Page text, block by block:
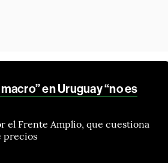
en Uruguay “no es
el Frente Amplio, que cuestiona
precios